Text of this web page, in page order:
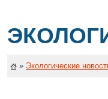
» Экологические